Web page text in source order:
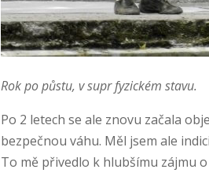
Rok po půstu, v supr fyzickém stavu.
Po 2 letech se ale znovu začala
bezpečnou váhu. Měl jsem ale
To mě přivedlo k hlubšímu zájmu